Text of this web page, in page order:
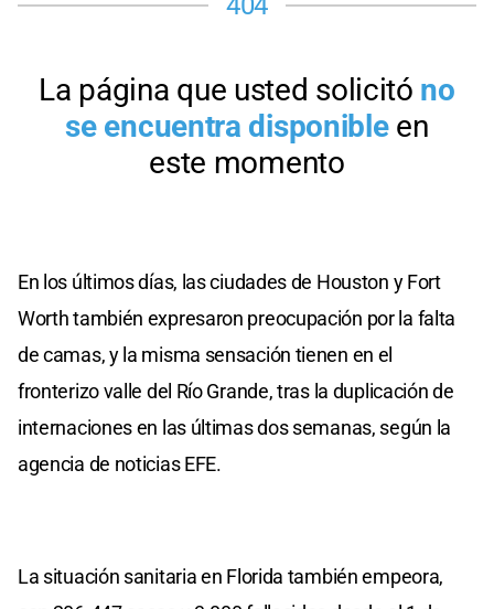
En los últimos días, las ciudades de Houston y Fort
Worth también expresaron preocupación por la falta
de camas, y la misma sensación tienen en el
fronterizo valle del Río Grande, tras la duplicación de
internaciones en las últimas dos semanas, según la
agencia de noticias EFE.
La situación sanitaria en Florida también empeora,